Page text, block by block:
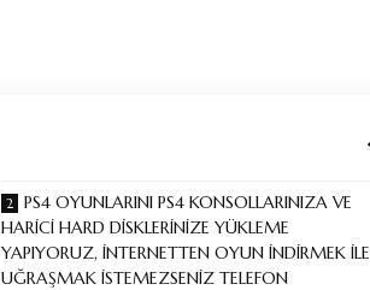
PS4 OYUNLARINI PS4 KONSOLLARINIZA VE
HARİCİ HARD DİSKLERİNİZE YÜKLEME
YAPIYORUZ, İNTERNETTEN OYUN İNDİRMEK İLE
UĞRAŞMAK İSTEMEZSENİZ TELEFON